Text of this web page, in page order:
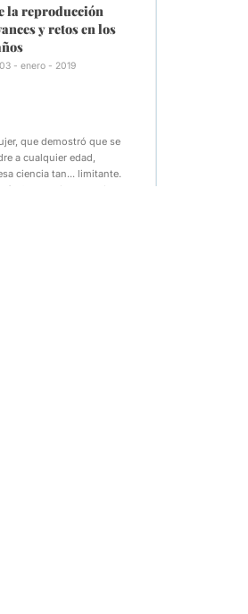
la reproducción
y retos en los
- enero - 2019
que demostró que se
a cualquier edad,
ciencia tan... limitante.
pareciera que tiene